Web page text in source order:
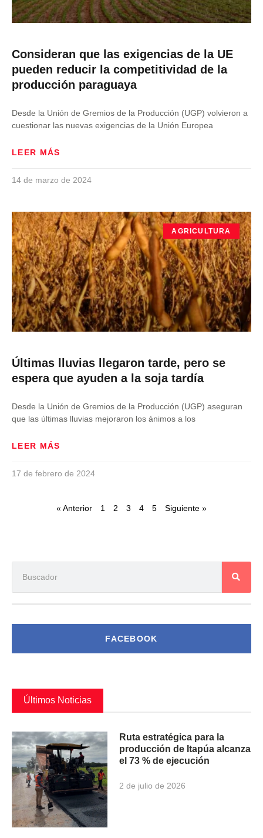
Consideran que las exigencias de la UE
pueden reducir la competitividad de la
producción paraguaya
Desde la Unión de Gremios de la Producción (UGP) volvieron a
cuestionar las nuevas exigencias de la Unión Europea
LEER MÁS
14 de marzo de 2024
AGRICULTURA
Últimas lluvias llegaron tarde, pero se
espera que ayuden a la soja tardía
Desde la Unión de Gremios de la Producción (UGP) aseguran
que las últimas lluvias mejoraron los ánimos a los
LEER MÁS
17 de febrero de 2024
« Anterior 1 2 3 4 5 Siguiente »
FACEBOOK
Últimos Noticias
Ruta estratégica para la
producción de Itapúa alcanza
el 73 % de ejecución
2 de julio de 2026